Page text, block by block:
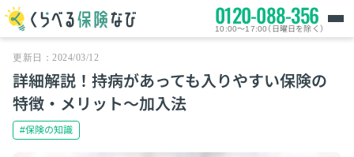
0120-088-356
10:00～17:00（日曜日を除く）
更新日：2024/03/12
詳細解説！持病があっても入りやすい保険の
特徴・メリット～加入法
#保険の知識